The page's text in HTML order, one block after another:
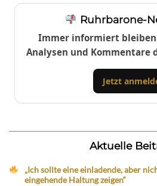
Ruhrbarone-
Immer informiert
Analysen und Kommentare
Jetzt
Aktuelle
„Ich sollte eine einladende, aber
eingehende Haltung zeigen“